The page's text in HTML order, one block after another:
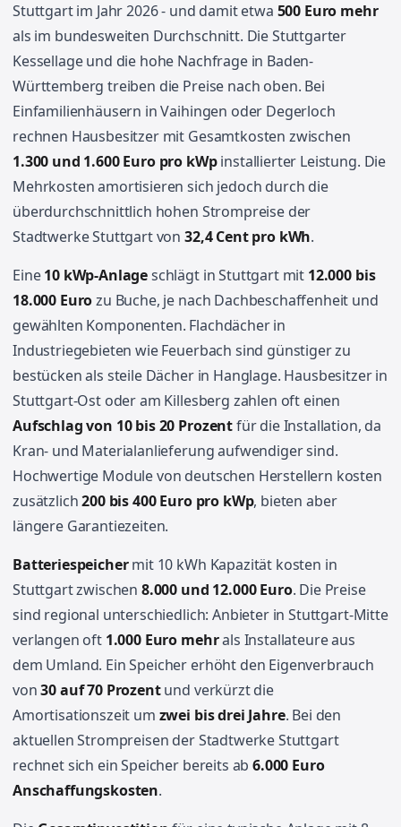
Stuttgart im Jahr 2026 - und damit etwa 500 Euro mehr
als im bundesweiten Durchschnitt. Die Stuttgarter
Kessellage und die hohe Nachfrage in Baden-
Württemberg treiben die Preise nach oben. Bei
Einfamilienhäusern in Vaihingen oder Degerloch
rechnen Hausbesitzer mit Gesamtkosten zwischen
1.300 und 1.600 Euro pro kWpinstallierter Leistung. Die
Mehrkosten amortisieren sich jedoch durch die
überdurchschnittlich hohen Strompreise der
Stadtwerke Stuttgart von 32,4 Cent pro kWh.
Eine10 kWp-Anlageschlägt in Stuttgart mit 12.000 bis
18.000 Eurozu Buche, je nach Dachbeschaffenheit und
gewählten Komponenten. Flachdächer in
Industriegebieten wie Feuerbach sind günstiger zu
bestücken als steile Dächer in Hanglage. Hausbesitzer in
Stuttgart-Ost oder am Killesberg zahlen oft einen
Aufschlag von 10 bis 20 Prozentfür die Installation, da
Kran- und Materialanlieferung aufwendiger sind.
Hochwertige Module von deutschen Herstellern kosten
zusätzlich200 bis 400 Euro pro kWp, bieten aber
längere Garantiezeiten.
Batteriespeichermit 10 kWh Kapazität kosten in
Stuttgart zwischen 8.000 und 12.000 Euro. Die Preise
sind regional unterschiedlich: Anbieter in Stuttgart-Mitte
verlangen oft 1.000 Euro mehrals Installateure aus
dem Umland. Ein Speicher erhöht den Eigenverbrauch
von30 auf 70 Prozentund verkürzt die
Amortisationszeit um zwei bis drei Jahre. Bei den
aktuellen Strompreisen der Stadtwerke Stuttgart
rechnet sich ein Speicher bereits ab6.000 Euro
Anschaffungskosten.